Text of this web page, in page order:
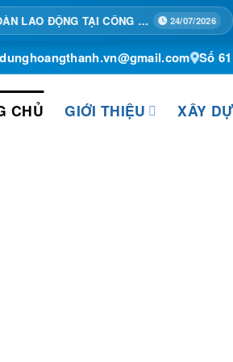
TẬP HUẤN AN TOÀN LAO ĐỘNG TẠI CÔNG TRÌNH 24/07/2026
Số
CHỦ GIỚI THIỆU XÂY